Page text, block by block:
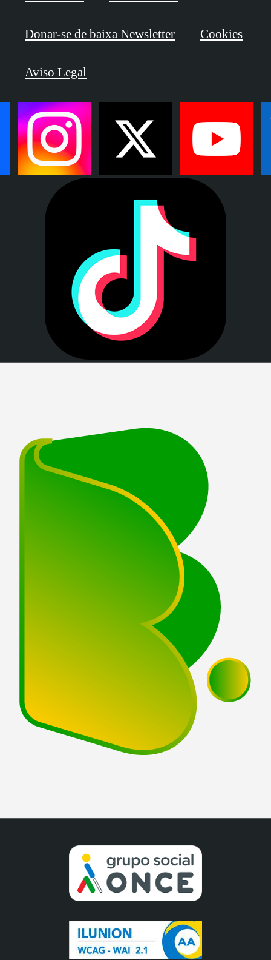
Donar-se de baixa Newsletter Cookies
Aviso Legal